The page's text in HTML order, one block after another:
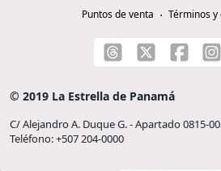
Puntos de venta
Términos y
© 2019 La Estrella de Panamá
C/ Alejandro A. Duque G. - Apartado 0815-
Teléfono: +507 204-0000